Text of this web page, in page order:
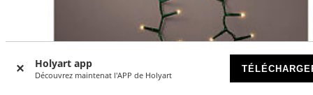
Holyart app
Découvrez maintenat l'APP de Holyart